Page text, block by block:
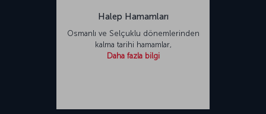
Halep Hamamları
Osmanlı ve Selçuklu dönemlerinden
kalma tarihi hamamlar,
Daha fazla bilgi